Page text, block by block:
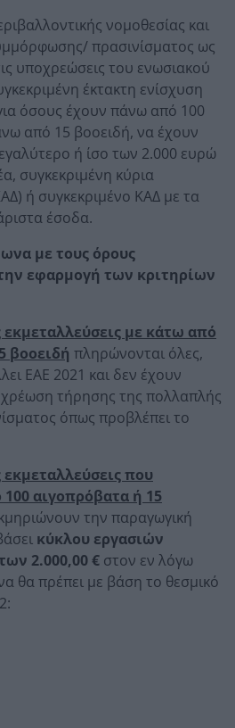
νομοθεσίας και
πρασινίσματος ως
υποχρεώσεις του ενωσιακού
έκτακτη ενίσχυση
όσους έχουν πάνω από 100
από 15 βοοειδή, να έχουν
ή ίσο των 2.000 ευρώ
συγκεκριμένη κύρια
ή συγκεκριμένο ΚΑΔ με τα
έσοδα.
με τους όρους
εφαρμογή των κριτηρίων
με κάτω από
βοοειδή πληρώνονται όλες,
ΕΑΕ 2021 και δεν έχουν
τήρησης της πολλαπλής
όπως προβλέπει το
που
αιγοπρόβατα ή 15
την παραγωγική
κύκλου εργασιών
2.000,00 € στον εν λόγω
θα πρέπει με βάση το θεσμικό